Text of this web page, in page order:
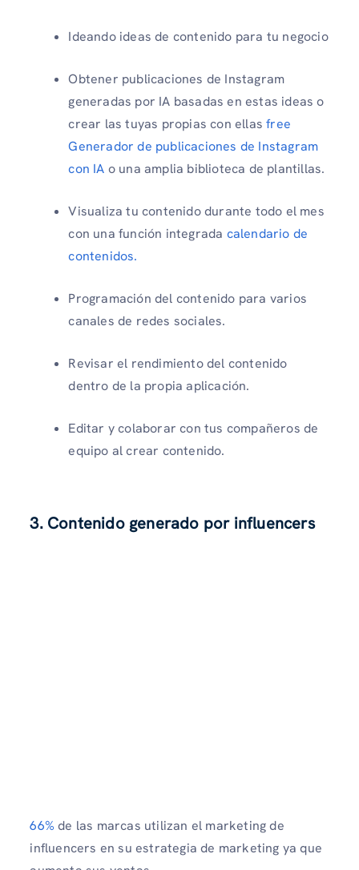
Ideando ideas de contenido para tu negocio
Obtener publicaciones de Instagram
generadas por IA basadas en estas ideas o
crear las tuyas propias con ellasfree
Generador de publicaciones de Instagram
con IA o una amplia biblioteca de plantillas.
Visualiza tu contenido durante todo el mes
con una función integrada calendario de
contenidos.
Programación del contenido para varios
canales de redes sociales.
Revisar el rendimiento del contenido
dentro de la propia aplicación.
Editar y colaborar con tus compañeros de
equipo al crear contenido.
3. Contenido generado por influencers
66% de las marcas utilizan el marketing de
influencers en su estrategia de marketing ya que